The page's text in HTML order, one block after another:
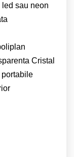
sau neon
Cristal